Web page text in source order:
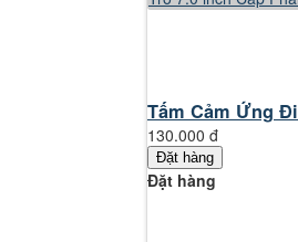
Tấm Cảm Ứng
130.000 đ
Đặt hàng
Đặt hàng